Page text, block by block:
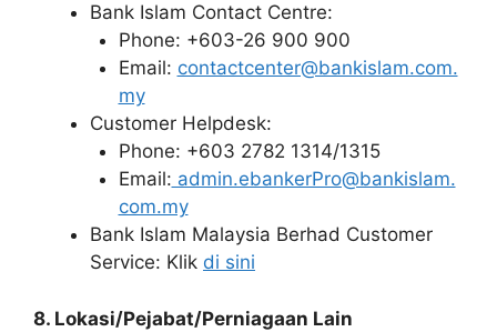
Bank Islam Contact Centre:
Phone: +603-26 900 900
Email: contactcenter@bankislam.com.
my
Customer Helpdesk:
Phone: +603 2782 1314/1315
Email: admin.ebankerPro@bankislam.
com.my
Bank Islam Malaysia Berhad Customer
Service: Klik di sini
8. Lokasi/Pejabat/Perniagaan Lain